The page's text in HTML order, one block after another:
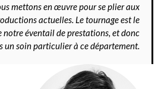
mettons en œuvre pour se plier aux
actuelles. Le tournage est le
éventail de prestations, et donc
un soin particulier à ce département.